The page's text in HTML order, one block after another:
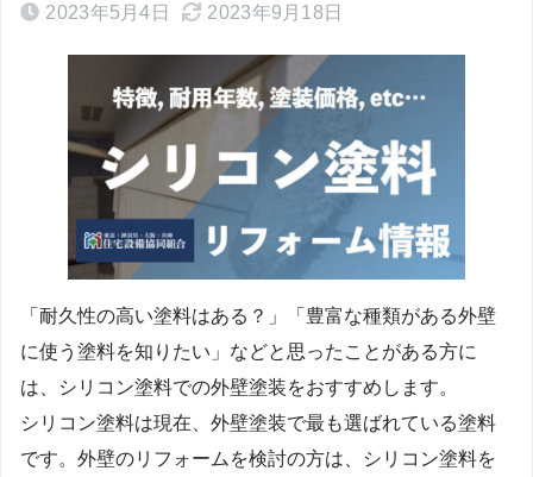
2023年5月4日 2023年9月18日
「耐久性の高い塗料はある？」「豊富な種類がある外壁
に使う塗料を知りたい」などと思ったことがある方に
は、シリコン塗料での外壁塗装をおすすめします。
シリコン塗料は現在、外壁塗装で最も選ばれている塗料
です。外壁のリフォームを検討の方は、シリコン塗料を